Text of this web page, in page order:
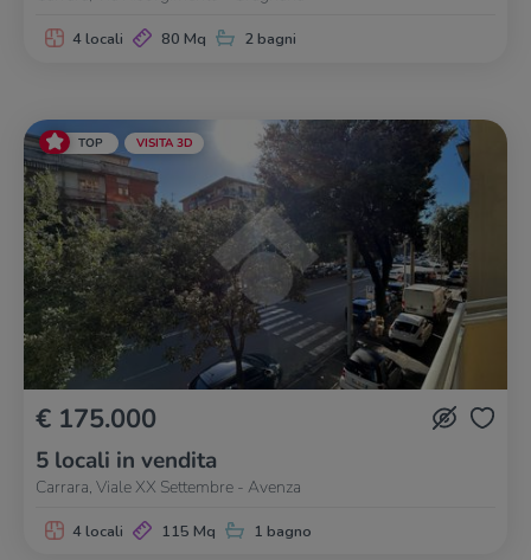
4 locali 80 Mq 2 bagni
TOP VISITA 3D
€ 175.000
5 locali in vendita
Carrara, Viale XX Settembre - Avenza
4 locali 115 Mq 1 bagno